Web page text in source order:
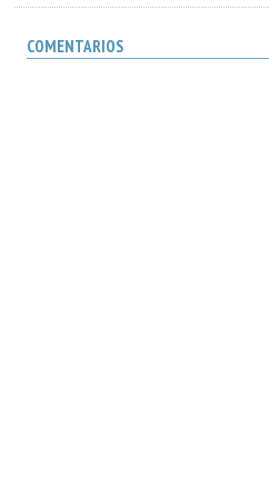
COMENTARIOS